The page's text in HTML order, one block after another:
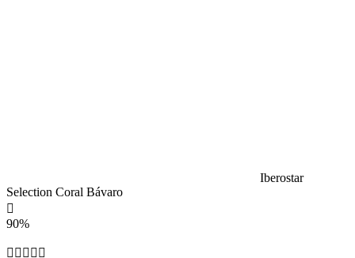
Iberostar
Selection Coral Bávaro
90%